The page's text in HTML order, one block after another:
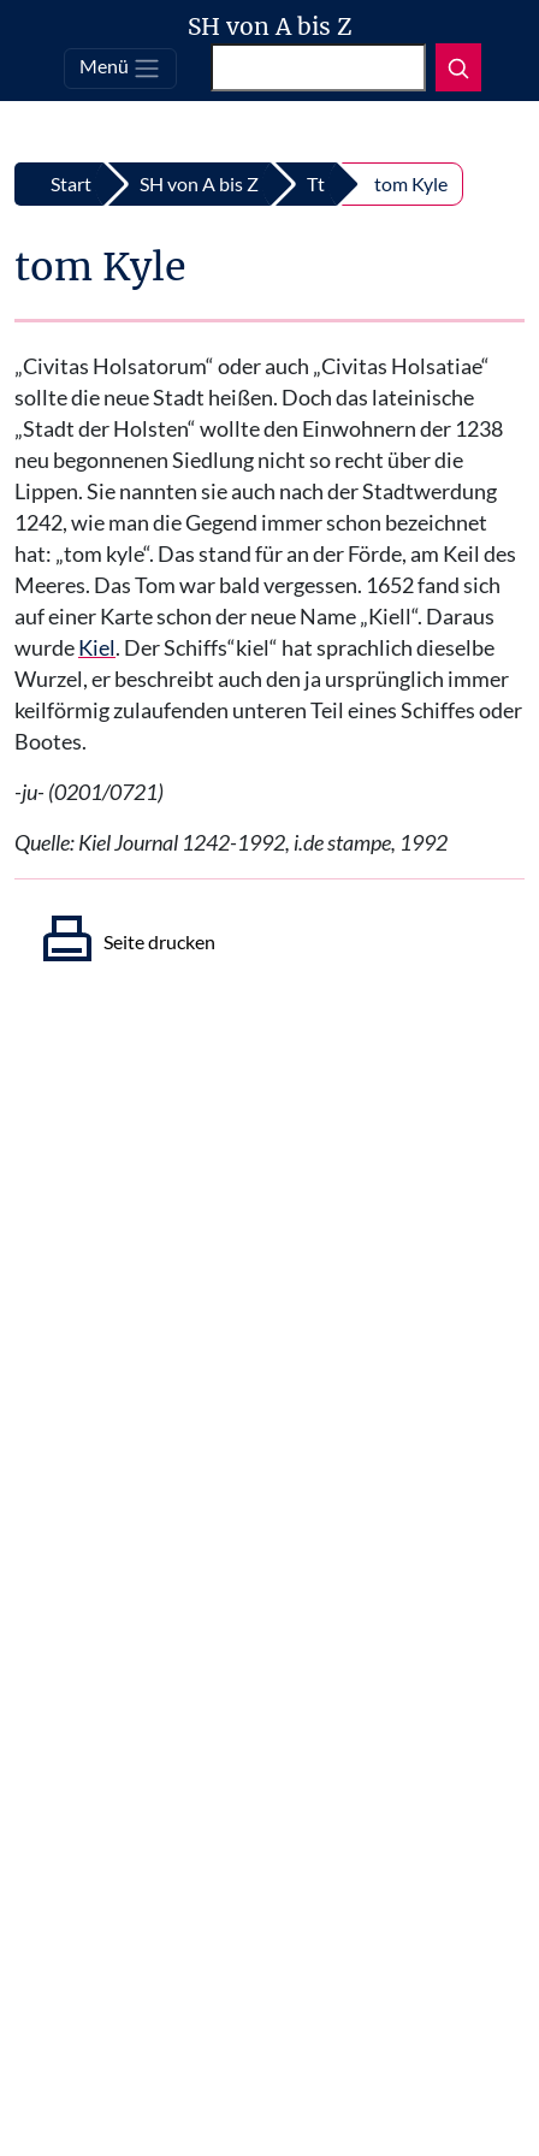
Top
Zum Inhalt springen
SH von A bis Z
Menü
Start SH von A bis Z Tt tom Kyle
tom Kyle
„Civitas Holsatorum“ oder auch „Civitas Holsatiae“
sollte die neue Stadt heißen. Doch das lateinische
„Stadt der Holsten“ wollte den Einwohnern der 1238
neu begonnenen Siedlung nicht so recht über die
Lippen. Sie nannten sie auch nach der Stadtwerdung
1242, wie man die Gegend immer schon bezeichnet
hat: „tom kyle“. Das stand für an der Förde, am Keil des
Meeres. Das Tom war bald vergessen. 1652 fand sich
auf einer Karte schon der neue Name „Kiell“. Daraus
wurdeKiel. Der Schiffs“kiel“ hat sprachlich dieselbe
Wurzel, er beschreibt auch den ja ursprünglich immer
keilförmig zulaufenden unteren Teil eines Schiffes oder
Bootes.
-ju- (0201/0721)
Quelle: Kiel Journal 1242-1992, i.de stampe, 1992
Seite drucken